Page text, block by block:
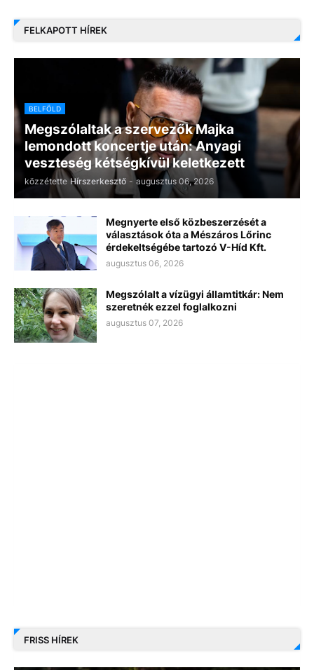
FELKAPOTT HÍREK
BELFÖLD
Megszólaltak a szervezők Majka
lemondott koncertje után: Anyagi
veszteség kétségkívül keletkezett
közzétette Hírszerkesztő - augusztus 06, 2026
Megnyerte első közbeszerzését a
választások óta a Mészáros Lőrinc
érdekeltségébe tartozó V-Híd Kft.
augusztus 06, 2026
Megszólalt a vízügyi államtitkár: Nem
szeretnék ezzel foglalkozni
augusztus 07, 2026
FRISS HÍREK